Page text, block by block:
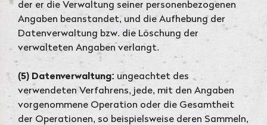
der er die Verwaltung seiner personenbezogenen
Angaben beanstandet, und die Aufhebung der
Datenverwaltung bzw. die Löschung der
verwalteten Angaben verlangt.
(5) Datenverwaltung: ungeachtet des
verwendeten Verfahrens, jede, mit den Angaben
vorgenommene Operation oder die Gesamtheit
der Operationen, so beispielsweise deren Sammeln,